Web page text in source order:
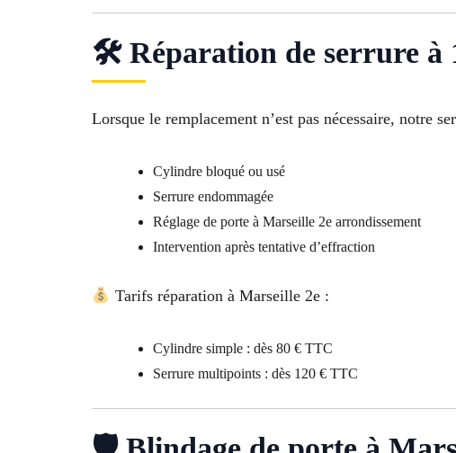
🛠 Réparation de serrure à
Lorsque le remplacement n’est pas nécessaire, notre
Cylindre bloqué ou usé
Serrure endommagée
Réglage de porte à Marseille 2e arrondissement
Intervention après tentative d’effraction
Tarifs réparation à Marseille 2e :
Cylindre simple : dès 80 € TTC
Serrure multipoints : dès 120 € TTC